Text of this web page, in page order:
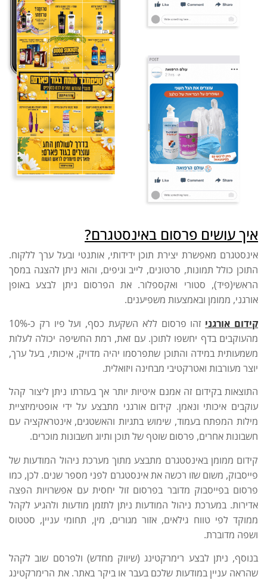
איך עושים פרסום באינסטגרם?
אינסטגרם מאפשרת יצירת תוכן ידידותי, אותנטי ובעל ערך ללקוח.
התוכן כולל תמונות, סרטונים, לייב וגיפים, והוא ניתן להצגה במסך
הראשי(פיד), סטורי ואקספלור. את הפרסום ניתן לבצע באופן
אורגני, ממומן ובאמצעות משפיענים.
קידום אורגני
זהו פרסום ללא השקעת כסף, ועל פיו רק כ-10%
מהעוקבים בדף יחשפו לתוכן. עם זאת, רמת החשיפה יכולה לעלות
משמעותית במידה והתוכן שתפרסמו יהיה מדויק, איכותי, בעל ערך,
יוצר מעורבות ואטרקטיבי מבחינה ויזואלית.
התוצאות בקידום זה אמנם איטיות יותר אך בעזרתו ניתן ליצור קהל
עוקבים איכותי ונאמן. קידום אורגני מתבצע על ידי אופטימיזציית
מילות המפתח בעמוד, שימוש בתגיות והאשטגים, אינטראקציה עם
חשבונות אחרים, פרסום שוטף של תוכן ותיוג חשבונות מוכרים.
קידום ממומן באינסטגרם מתבצע מתוך מערכת ניהול המודעות של
פייסבוק, משום שזו רכשה את אינסטגרם לפני מספר שנים. לכן, כמו
פרסום בפייסבוק מדובר בפרסום זול יחסית עם אפשרויות הפצה
אדירות. במערכת ניהול המודעות ניתן לתזמן מודעות ולהגיע לקהל
ממוקד לפי טווח גילאים, אזור מגורים, מין, תחומי עניין, סטטוס
ושפה מדוברת.
בנוסף, ניתן לבצע רימרקטינג (שיווק מחדש) ולפרסם שוב לקהל
שהראה עניין במודעות שלכם בעבר או ביקר באתר. את הרימרקטינג